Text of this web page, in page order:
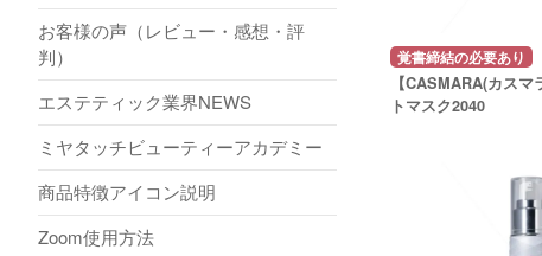
覚書締結の必要あり
【CASMARA(カス
トマスク2040
お客様の声（レビュー・感想・評
判）
エステティック業界NEWS
ミヤタッチビューティーアカデミー
商品特徴アイコン説明
Zoom使用方法